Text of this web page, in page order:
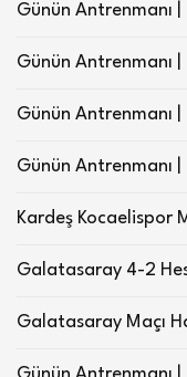
Günün Antrenmanı
Günün Antrenmanı
Günün Antrenmanı
Günün Antrenmanı
Kardeş Kocaelispor
Galatasaray 4-2
Galatasaray Maçı